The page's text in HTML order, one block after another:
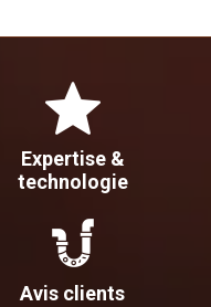
Expertise &
technologie
Avis clients